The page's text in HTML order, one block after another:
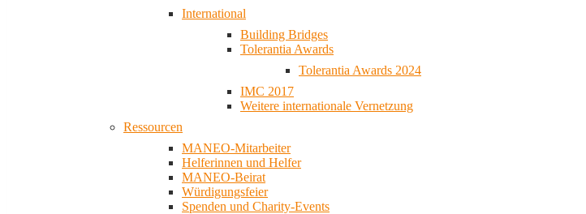
International
Building Bridges
Tolerantia Awards
Tolerantia Awards 2024
IMC 2017
Weitere internationale Vernetzung
Ressourcen
MANEO-Mitarbeiter
Helferinnen und Helfer
MANEO-Beirat
Würdigungsfeier
Spenden und Charity-Events